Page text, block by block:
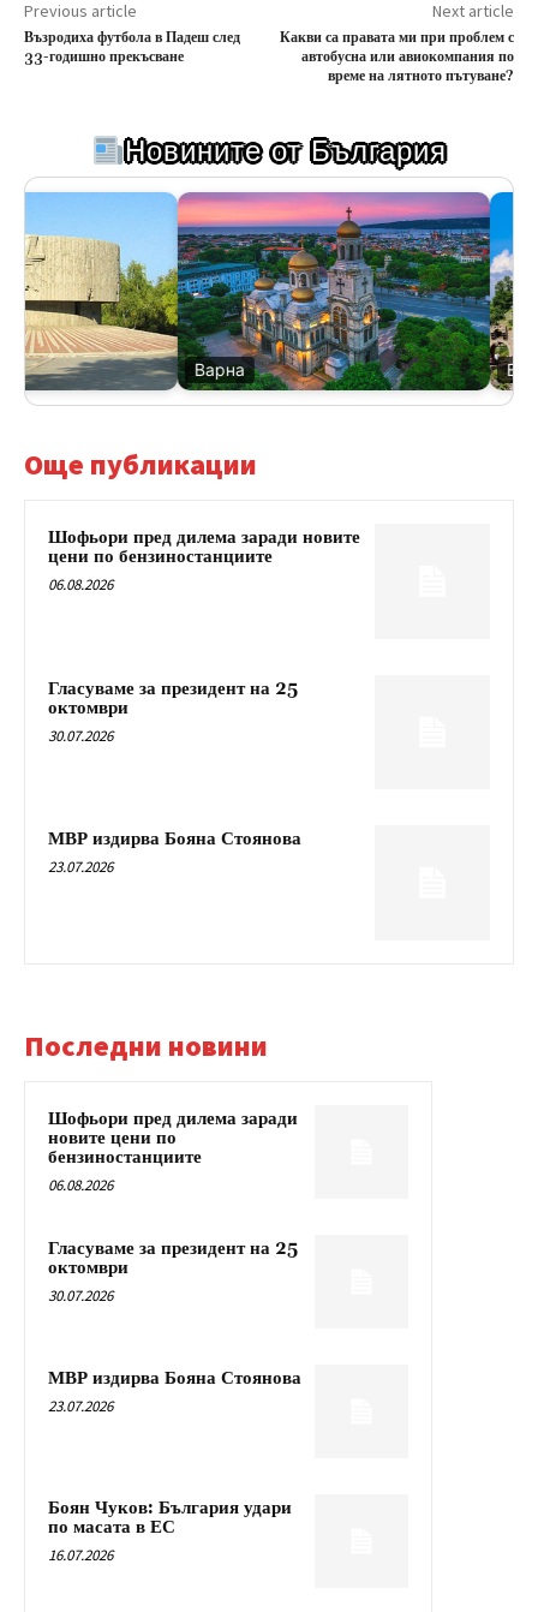
Previous article
Възродиха футбола в Падеш след
33-годишно прекъсване
Next article
Какви са правата ми при проблем с
автобусна или авиокомпания по
време на лятното пътуване?
Новините от България
Варна
Още публикации
Шофьори пред дилема заради новите
цени по бензиностанциите
06.08.2026
Гласуваме за президент на 25
октомври
30.07.2026
МВР издирва Бояна Стоянова
23.07.2026
Последни новини
Шофьори пред дилема заради
новите цени по
бензиностанциите
06.08.2026
Гласуваме за президент на 25
октомври
30.07.2026
МВР издирва Бояна Стоянова
23.07.2026
Боян Чуков: България удари
по масата в ЕС
16.07.2026